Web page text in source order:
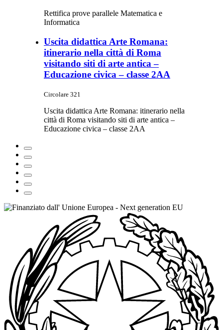
Rettifica prove parallele Matematica e
Informatica
Uscita didattica Arte Romana:
itinerario nella città di Roma
visitando siti di arte antica –
Educazione civica – classe 2AA
Circolare 321
Uscita didattica Arte Romana: itinerario nella
città di Roma visitando siti di arte antica –
Educazione civica – classe 2AA